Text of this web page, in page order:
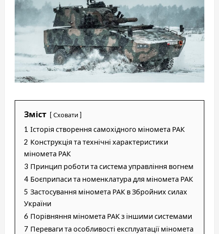
Зміст Сховати
1 Історія створення самохідного міномета РАК
2 Конструкція та технічні характеристики
міномета РАК
3 Принцип роботи та система управління вогнем
4 Боєприпаси та номенклатура для міномета РАК
5 Застосування міномета РАК в Збройних силах
України
6 Порівняння міномета РАК з іншими системами
7 Переваги та особливості експлуатації міномета